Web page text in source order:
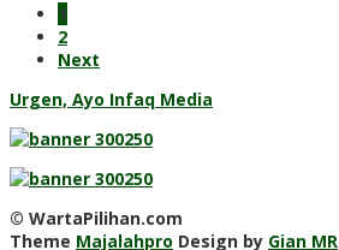
1
2
Next
Urgen, Ayo Infaq Media
© WartaPilihan.com
Theme Majalahpro Design by Gian MR